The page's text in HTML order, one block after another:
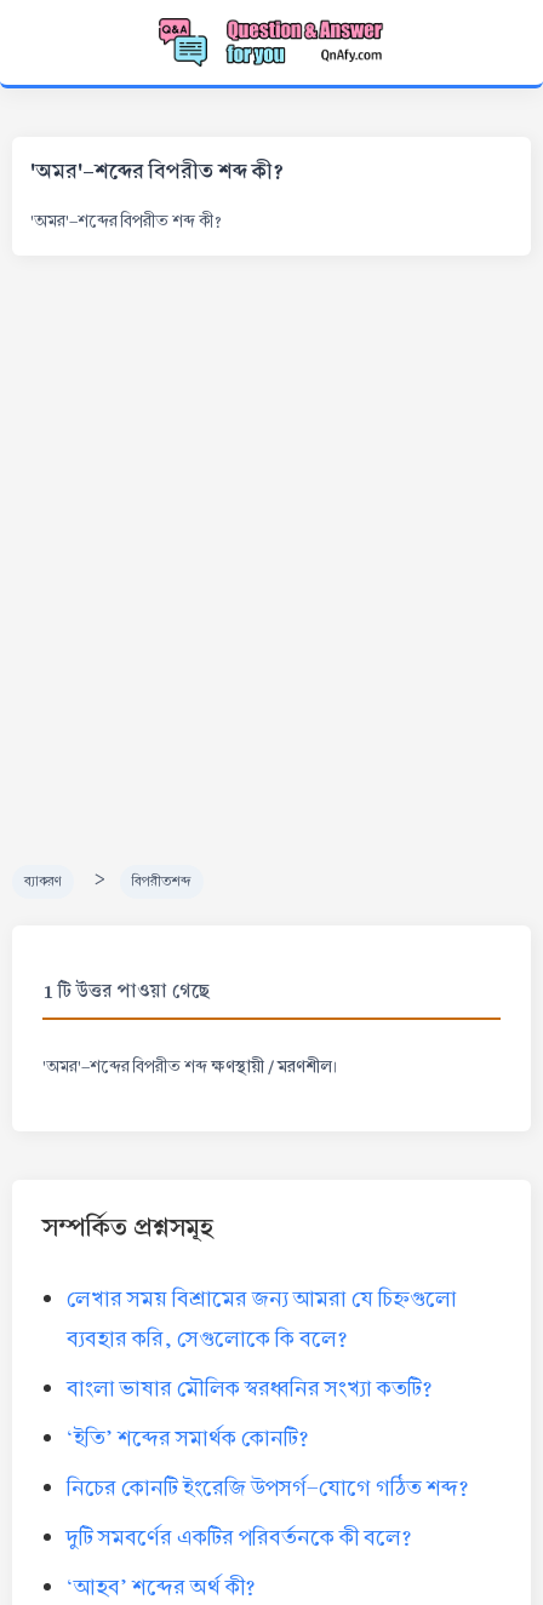
'অমর'-শব্দের বিপরীত শব্দ কী?
'অমর'-শব্দের বিপরীত শব্দ কী?
ব্যাকরণ > বিপরীতশব্দ
1 টি উত্তর পাওয়া গেছে
'অমর'-শব্দের বিপরীত শব্দক্ষণস্থায়ী / মরণশীল।
সম্পর্কিত প্রশ্নসমূহ
লেখার সময় বিশ্রামের জন্য আমরা যে চিহ্নগুলো
ব্যবহার করি, সেগুলোকে কি বলে?
বাংলা ভাষার মৌলিক স্বরধ্বনির সংখ্যা কতটি?
‘ইতি’ শব্দের সমার্থক কোনটি?
নিচের কোনটি ইংরেজি উপসর্গ-যোগে গঠিত শব্দ?
দুটি সমবর্ণের একটির পরিবর্তনকে কী বলে?
‘আহব’ শব্দের অর্থ কী?